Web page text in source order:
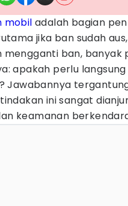
mobil adalah bagian
jika ban sudah
mengganti ban, banyak
apakah perlu
Jawabannya
ini sangat
keamanan